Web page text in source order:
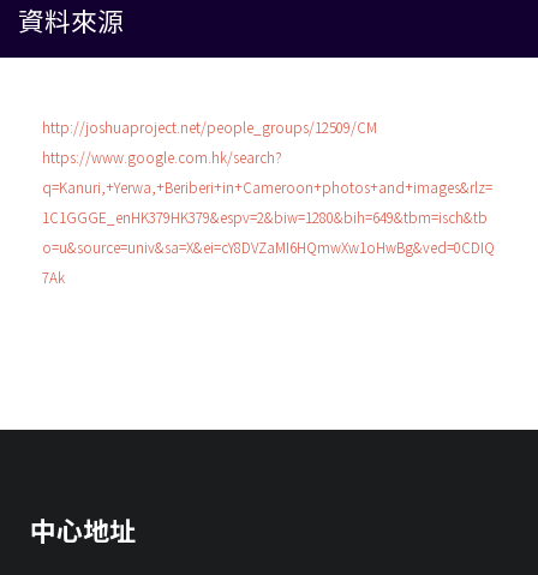
資料來源
http://joshuaproject.net/people_groups/12509/CM
https://www.google.com.hk/search?
q=Kanuri,+Yerwa,+Beriberi+in+Cameroon+photos+and+images&rlz=
1C1GGGE_enHK379HK379&espv=2&biw=1280&bih=649&tbm=isch&tb
o=u&source=univ&sa=X&ei=cY8DVZaMI6HQmwXw1oHwBg&ved=0CDIQ
7Ak
中心地址